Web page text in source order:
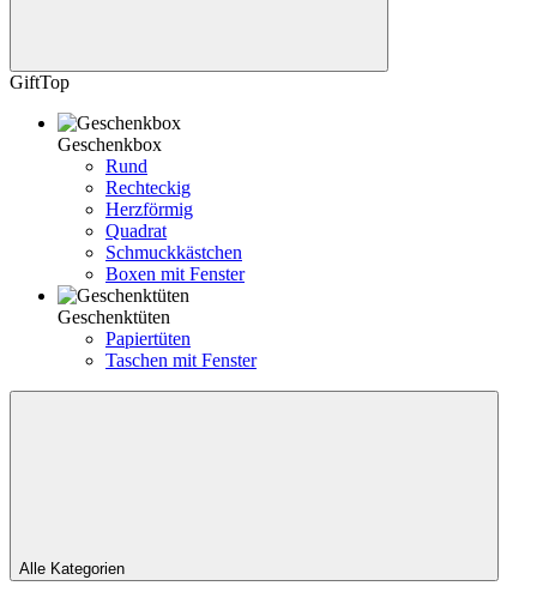
GiftTop
Geschenkbox
Rund
Rechteckig
Herzförmig
Quadrat
Schmuckkästchen
Boxen mit Fenster
Geschenktüten
Papiertüten
Taschen mit Fenster
Alle Kategorien